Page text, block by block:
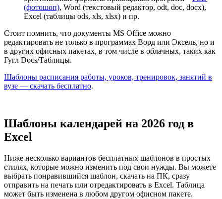
(фотошоп), Word (текстовый редактор, odt, doc, docx),
Excel (таблицы ods, xls, xlsx) и пр.
Стоит помнить, что документы MS Office можно
редактировать не только в программах Ворд или Эксель, но и
в других офисных пакетах, в том числе в облачных, таких как
Гугл Docs/Таблицы.
Шаблоны расписания работы, уроков, тренировок, занятий в
вузе — скачать бесплатно.
Шаблоны календарей на 2026 год в
Excel
Ниже несколько вариантов бесплатных шаблонов в простых
стилях, которые можно изменить под свои нужды. Вы можете
выбрать понравившийся шаблон, скачать на ПК, сразу
отправить на печать или отредактировать в Excel. Таблица
может быть изменена в любом другом офисном пакете.